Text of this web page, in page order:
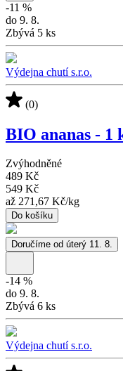
-11 %
do 9. 8.
Zbývá 5 ks
Výdejna chutí s.r.o.
(0)
BIO ananas - 1
Zvýhodněné
489 Kč
549 Kč
až 271,67 Kč/kg
Do košíku
Doručíme od úterý 11. 8.
-14 %
do 9. 8.
Zbývá 6 ks
Výdejna chutí s.r.o.